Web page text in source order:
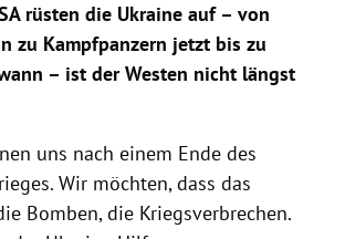
rüsten die Ukraine auf – von
zu Kampfpanzern jetzt bis zu
– ist der Westen nicht längst
uns nach einem Ende des
Wir möchten, dass das
Bomben, die Kriegsverbrechen.